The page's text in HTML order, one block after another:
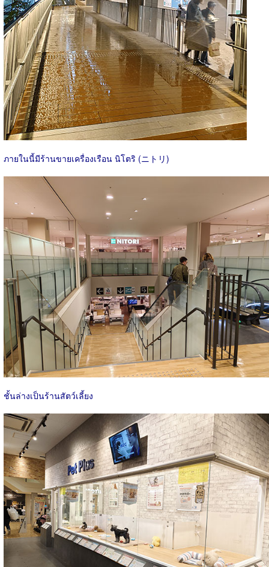
ภายในนี้มีร้านขายเครื่องเรือน นิโตริ (ニトリ)
ชั้นล่างเป็นร้านสัตว์เลี้ยง